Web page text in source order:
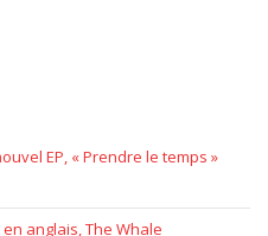
EP, « Prendre le temps »
anglais, The Whale